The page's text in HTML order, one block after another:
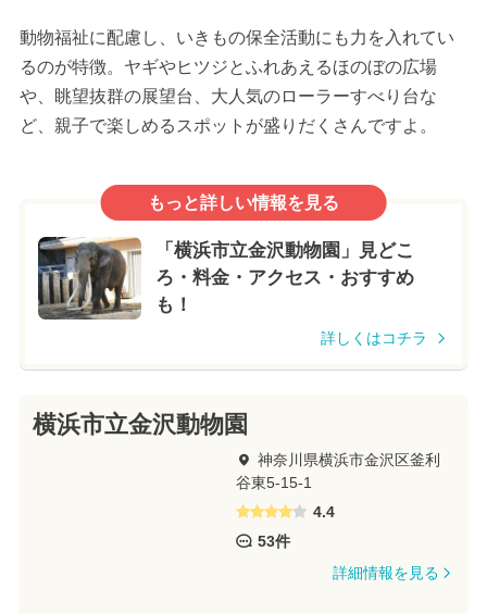
動物福祉に配慮し、いきもの保全活動にも力を入れてい
るのが特徴。ヤギやヒツジとふれあえるほのぼの広場
や、眺望抜群の展望台、大人気のローラーすべり台な
ど、親子で楽しめるスポットが盛りだくさんですよ。
もっと詳しい情報を見る
「横浜市立金沢動物園」見どこ
ろ・料金・アクセス・おすすめ
も！
詳しくはコチラ
横浜市立金沢動物園
神奈川県横浜市金沢区釜利
谷東5-15-1
4.4
53件
詳細情報を見る